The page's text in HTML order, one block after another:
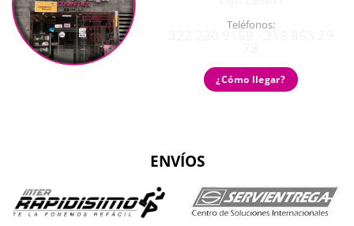
Teléfonos:
¿Cómo llegar?
ENVÍOS